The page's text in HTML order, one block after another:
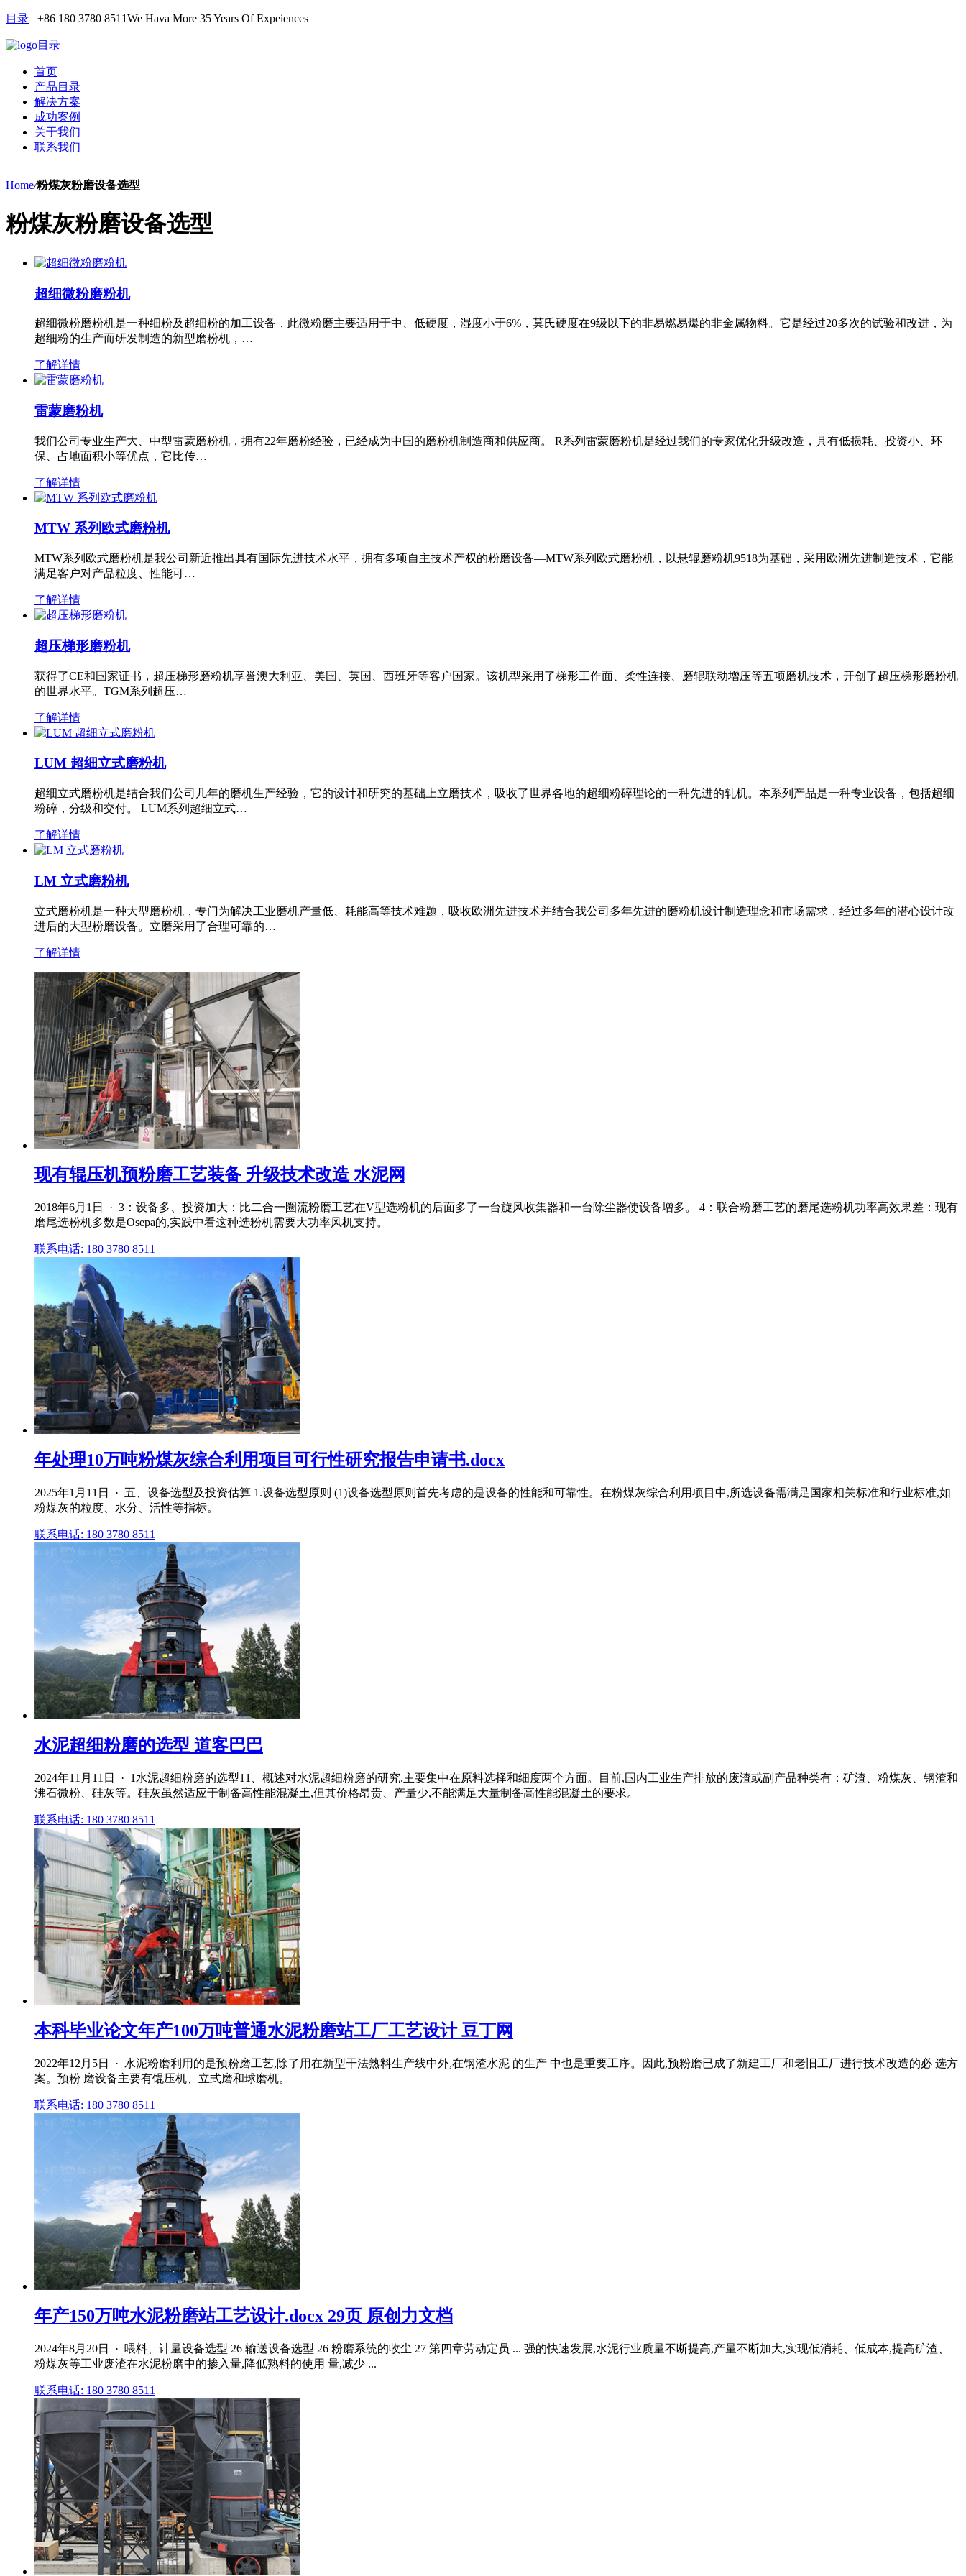
目录 +86 180 3780 8511We Hava More 35 Years Of Expeiences
目录
首页
产品目录
解决方案
成功案例
关于我们
联系我们
Home/粉煤灰粉磨设备选型
粉煤灰粉磨设备选型
超细微粉磨粉机
超细微粉磨粉机是一种细粉及超细粉的加工设备，此微粉磨主要适用于中、低硬度，湿度小于6%，莫氏硬度在9级以下的非易燃易爆的非金属物料。它是经过20多次的试验和改进，为
超细粉的生产而研发制造的新型磨粉机，…
了解详情
雷蒙磨粉机
我们公司专业生产大、中型雷蒙磨粉机，拥有22年磨粉经验，已经成为中国的磨粉机制造商和供应商。 R系列雷蒙磨粉机是经过我们的专家优化升级改造，具有低损耗、投资小、环
保、占地面积小等优点，它比传…
了解详情
MTW 系列欧式磨粉机
MTW系列欧式磨粉机是我公司新近推出具有国际先进技术水平，拥有多项自主技术产权的粉磨设备—MTW系列欧式磨粉机，以悬辊磨粉机9518为基础，采用欧洲先进制造技术，它能
满足客户对产品粒度、性能可…
了解详情
超压梯形磨粉机
获得了CE和国家证书，超压梯形磨粉机享誉澳大利亚、美国、英国、西班牙等客户国家。该机型采用了梯形工作面、柔性连接、磨辊联动增压等五项磨机技术，开创了超压梯形磨粉机
的世界水平。TGM系列超压…
了解详情
LUM 超细立式磨粉机
超细立式磨粉机是结合我们公司几年的磨机生产经验，它的设计和研究的基础上立磨技术，吸收了世界各地的超细粉碎理论的一种先进的轧机。本系列产品是一种专业设备，包括超细
粉碎，分级和交付。 LUM系列超细立式…
了解详情
LM 立式磨粉机
立式磨粉机是一种大型磨粉机，专门为解决工业磨机产量低、耗能高等技术难题，吸收欧洲先进技术并结合我公司多年先进的磨粉机设计制造理念和市场需求，经过多年的潜心设计改
进后的大型粉磨设备。立磨采用了合理可靠的…
了解详情
现有辊压机预粉磨工艺装备 升级技术改造 水泥网
2018年6月1日 · 3：设备多、投资加大：比二合一圈流粉磨工艺在V型选粉机的后面多了一台旋风收集器和一台除尘器使设备增多。 4：联合粉磨工艺的磨尾选粉机功率高效果差：现有
磨尾选粉机多数是Osepa的,实践中看这种选粉机需要大功率风机支持。
联系电话: 180 3780 8511
年处理10万吨粉煤灰综合利用项目可行性研究报告申请书.docx
2025年1月11日 · 五、设备选型及投资估算 1.设备选型原则 (1)设备选型原则首先考虑的是设备的性能和可靠性。在粉煤灰综合利用项目中,所选设备需满足国家相关标准和行业标准,如
粉煤灰的粒度、水分、活性等指标。
联系电话: 180 3780 8511
水泥超细粉磨的选型 道客巴巴
2024年11月11日 · 1水泥超细粉磨的选型11、概述对水泥超细粉磨的研究,主要集中在原料选择和细度两个方面。目前,国内工业生产排放的废渣或副产品种类有：矿渣、粉煤灰、钢渣和
沸石微粉、硅灰等。硅灰虽然适应于制备高性能混凝土,但其价格昂贵、产量少,不能满足大量制备高性能混凝土的要求。
联系电话: 180 3780 8511
本科毕业论文年产100万吨普通水泥粉磨站工厂工艺设计 豆丁网
2022年12月5日 · 水泥粉磨利用的是预粉磨工艺,除了用在新型干法熟料生产线中外,在钢渣水泥 的生产 中也是重要工序。因此,预粉磨已成了新建工厂和老旧工厂进行技术改造的必 选方
案。预粉 磨设备主要有馄压机、立式磨和球磨机。
联系电话: 180 3780 8511
年产150万吨水泥粉磨站工艺设计.docx 29页 原创力文档
2024年8月20日 · 喂料、计量设备选型 26 输送设备选型 26 粉磨系统的收尘 27 第四章劳动定员 ... 强的快速发展,水泥行业质量不断提高,产量不断加大,实现低消耗、低成本,提高矿渣、
粉煤灰等工业废渣在水泥粉磨中的掺入量,降低熟料的使用 量,减少 ...
联系电话: 180 3780 8511